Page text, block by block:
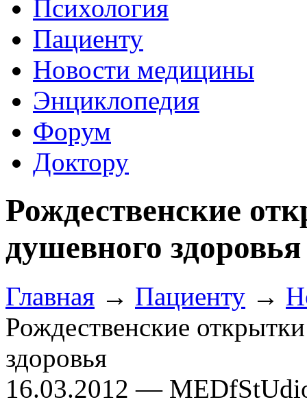
Психология
Пациенту
Новости медицины
Энциклопедия
Форум
Доктору
Рождественские
душевного здоровья
Главная → Пациенту →
Рождественские
здоровья
16.03.2012 —